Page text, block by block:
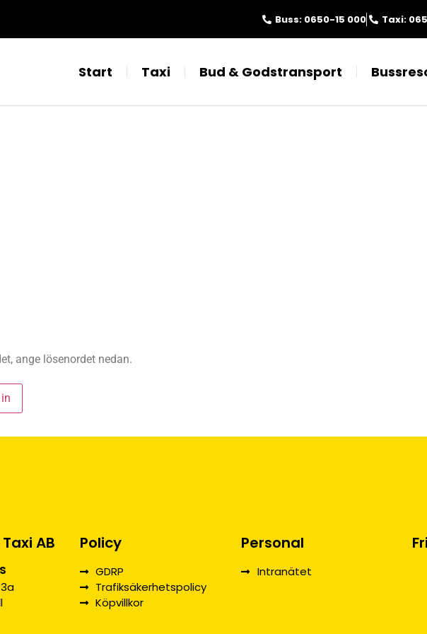
Buss: 0650-15 000 Taxi:
Start Taxi Bud & Godstransport
ange lösenordet nedan.
AB Policy
GDRP
Trafiksäkerhetspolicy
Köpvillkor
Personal
Intranätet